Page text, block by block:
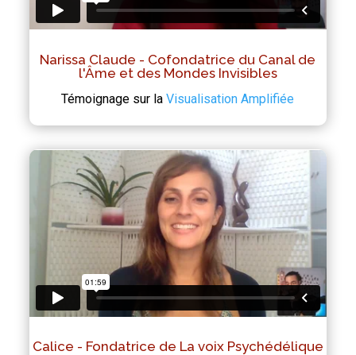
Narissa Claude - Cofondatrice du Canal de
l'Âme et des Mondes Invisibles
Témoignage sur laVisualisation Amplifiée
Calice - Fondatrice de La voix Psychédélique